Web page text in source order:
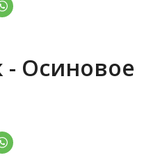
- Осиновое